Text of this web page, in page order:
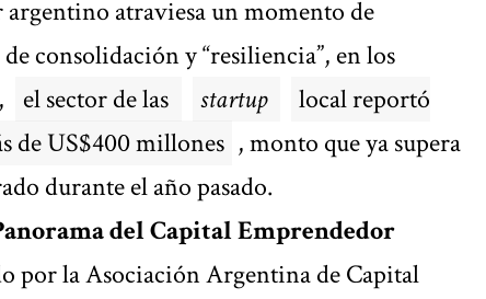
argentino atraviesa un momento de
consolidación y “resiliencia”, en los
el sector de las startup
local reportó
de US$400 millones , monto que ya supera
durante el año pasado.
del Capital Emprendedor
por la Asociación Argentina de Capital